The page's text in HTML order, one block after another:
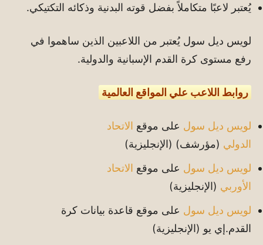
يُعتبر لاعبًا متكاملاً بفضل قوته البدنية وذكائه التكتيكي.
لويس ديل سول يُعتبر من اللاعبين الذين ساهموا في
رفع مستوى كرة القدم الإسبانية والدولية.
روابط اللاعب علي المواقع العالمية
لويس ديل سول على موقع الاتحاد
الدولي (مؤرشف) (الإنجليزية)
لويس ديل سول على موقع الاتحاد
الأوربي (الإنجليزية)
لويس ديل سول على موقع قاعدة بيانات كرة
القدم.إي يو (الإنجليزية)